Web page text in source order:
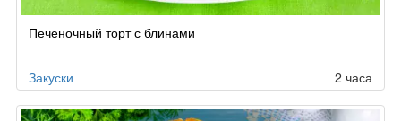
Печеночный торт с блинами
Закуски 2 часа